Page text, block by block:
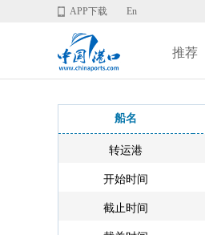
APP下载 En
推荐
船名
转运港
开始时间
截止时间